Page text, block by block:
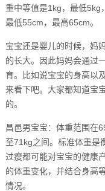
重中等值是1kg，最低5kg
最低55cm，最高65cm。
宝宝还是婴儿的时候，妈
的长大。因此妈妈会通过
育。比如说宝宝的身高以
来看下吧。大家都知道宝
的。
昌邑男宝宝：体重范围在
至71kg之间。标准体重是
过瘦都可能对宝宝的健康
的体重变化，并结合身高
情况。